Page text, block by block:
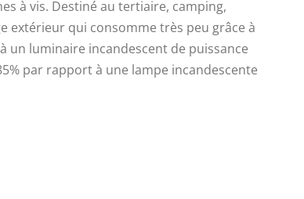
à vis. Destiné au tertiaire, camping,
extérieur qui consomme très peu grâce à
un luminaire incandescent de puissance
par rapport à une lampe incandescente